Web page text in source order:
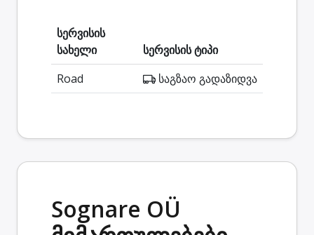
სერვისის
სახელი
სერვისის ტიპი
Road
საგზაო გადაზიდვა
Sognare OÜ